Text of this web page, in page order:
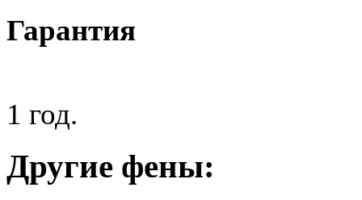
Гарантия
1 год.
Другие фены: